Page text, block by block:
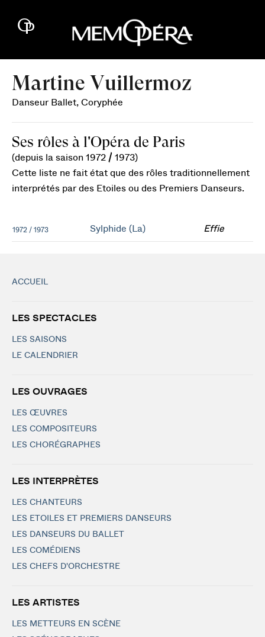
Martine Vuillermoz
Danseur Ballet, Coryphée
Ses rôles à l'Opéra de Paris
(depuis la saison 1972 / 1973)
Cette liste ne fait état que des rôles traditionnellement
interprétés par des Etoiles ou des Premiers Danseurs.
1972 / 1973 Sylphide (La) Effie
ACCUEIL
LES SPECTACLES
LES SAISONS
LE CALENDRIER
LES OUVRAGES
LES ŒUVRES
LES COMPOSITEURS
LES CHORÉGRAPHES
LES INTERPRÈTES
LES CHANTEURS
LES ETOILES ET PREMIERS DANSEURS
LES DANSEURS DU BALLET
LES COMÉDIENS
LES CHEFS D'ORCHESTRE
LES ARTISTES
LES METTEURS EN SCÈNE